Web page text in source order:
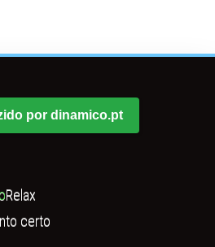
por dinamico.pt
Relax
certo